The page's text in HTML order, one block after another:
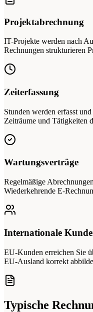
Projektabrechnung
IT-Projekte werden nach
Rechnungen strukturieren
Zeiterfassung
Stunden werden erfasst
Zeiträume und Tätigkeiten
Wartungsverträge
Regelmäßige
Wiederkehrende E-
Internationale
EU-Kunden erreichen Sie
EU-Ausland korrekt
Typische